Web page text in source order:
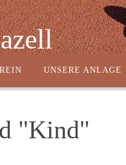
UNSERE ANLAGE
"Kind"